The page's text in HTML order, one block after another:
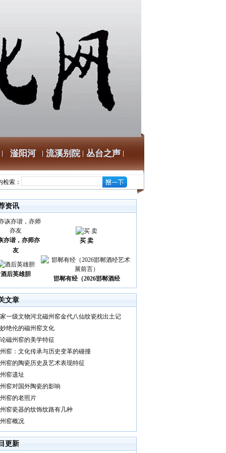
滏阳河 流溪别院 丛台之声
检索：
资讯
亦谐，亦师亦
友
买 卖
酒后英雄胆
邯郸有经（2026邯郸酒经
文章
一级文物河北磁州窑金代八仙纹瓷枕出土记
绝伦的磁州窑文化
磁州窑的美学特征
窑：文化传承与历史变革的碰撞
窑的陶瓷历史及艺术表现特征
窑遗址
窑对国外陶瓷的影响
窑的老照片
窑瓷器的纹饰纹路有几种
窑概况
更新